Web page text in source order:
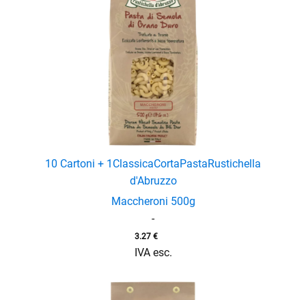
10 Cartoni + 1 ClassicaCortaPastaRustichella
d'Abruzzo
Maccheroni 500g
-
3.27 €
IVA esc.